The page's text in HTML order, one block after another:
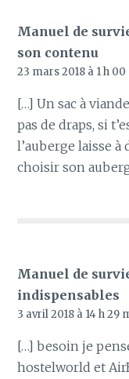
Manuel de
son contenu
23 mars 2018 à 1 h
[…] Un sac à
pas de draps, si
l’auberge laisse à
choisir son
Manuel de
indispensables
3 avril 2018 à 14 h 29
[…] besoin je
hostelworld et